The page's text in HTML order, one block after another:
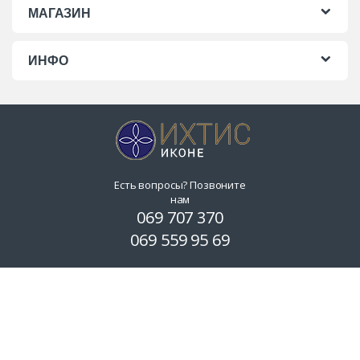
МАГАЗИН
ИНФО
Есть вопросы? Позвоните
нам
069 707 370
069 559 95 69